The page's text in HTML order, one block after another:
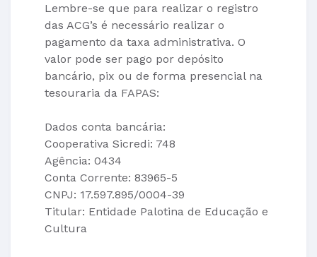
Lembre-se que para realizar o registro
das ACG’s é necessário realizar o
pagamento da taxa administrativa. O
valor pode ser pago por depósito
bancário, pix ou de forma presencial na
tesouraria da FAPAS:
Dados conta bancária:
Cooperativa Sicredi: 748
Agência: 0434
Conta Corrente: 83965-5
CNPJ: 17.597.895/0004-39
Titular: Entidade Palotina de Educação e
Cultura